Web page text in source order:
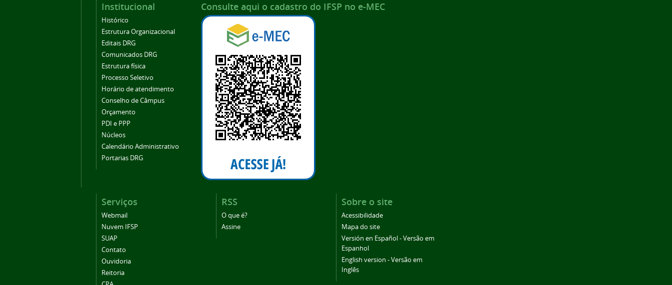
Institucional
Histórico
Estrutura Organizacional
Editais DRG
Comunicados DRG
Estrutura física
Processo Seletivo
Horário de atendimento
Conselho de Câmpus
Orçamento
PDI e PPP
Núcleos
Calendário Administrativo
Portarias DRG
Consulte aqui o cadastro do IFSP no e-MEC
Serviços
Webmail
Nuvem IFSP
SUAP
Contato
Ouvidoria
Reitoria
RSS
O que é?
Assine
Sobre o site
Acessibilidade
Mapa do site
Versión en Español - Versão em
Espanhol
English version - Versão em
Inglês